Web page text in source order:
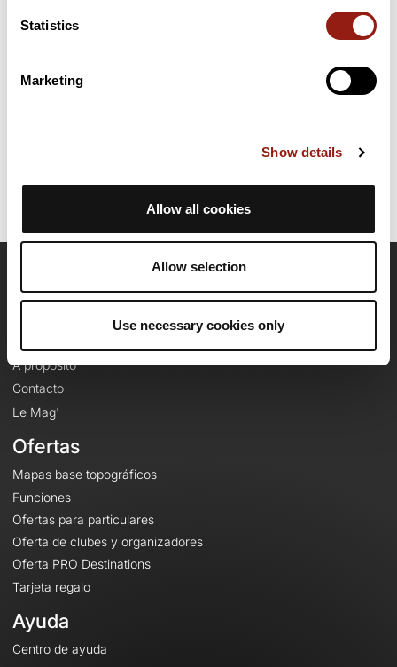
Statistics
Marketing
Show details
Allow all cookies
Allow selection
Use necessary cookies only
Manresa. Este recorrido transcurre durante 208,4 km por
carreteras. Presenta un desnivel acumulado de más de 2660m.
OpenRunner
A proposito
Contacto
Le Mag'
Ofertas
Mapas base topográficos
Funciones
Ofertas para particulares
Oferta de clubes y organizadores
Oferta PRO Destinations
Tarjeta regalo
Ayuda
Centro de ayuda